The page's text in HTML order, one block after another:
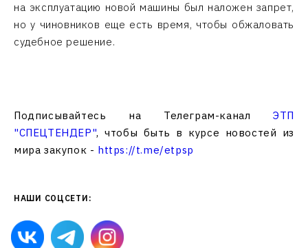
на эксплуатацию новой машины был наложен запрет,
но у чиновников еще есть время, чтобы обжаловать
судебное решение.
Подписывайтесь на Телеграм-каналЭТП
"СПЕЦТЕНДЕР", чтобы быть в курсе новостей из
мира закупок - https://t.me/etpsp
НАШИ СОЦСЕТИ: